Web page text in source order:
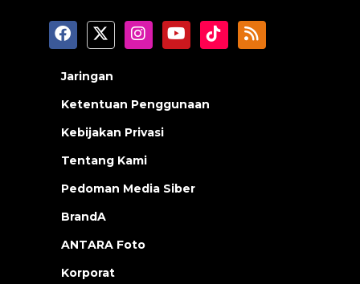
Jaringan
Ketentuan Penggunaan
Kebijakan Privasi
Tentang Kami
Pedoman Media Siber
BrandA
ANTARA Foto
Korporat